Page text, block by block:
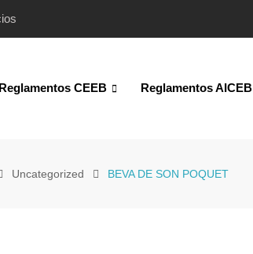
Reglamentos CEEB Reglamentos AICEB
Uncategorized BEVA DE SON POQUET